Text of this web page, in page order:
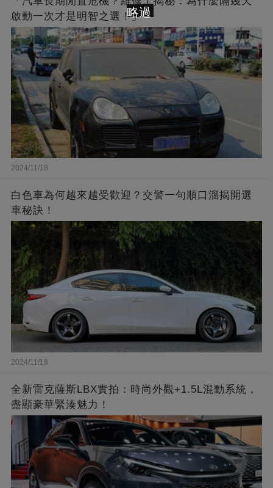
啟動一次才是明智之選！」
2024/11/18
白色車為何越來越受歡迎？交警一句順口溜揭開選
車秘訣！
2024/11/18
全新雷克薩斯LBX實拍：時尚外觀+1.5L混動系統，
盡顯豪華緊湊魅力！
略過